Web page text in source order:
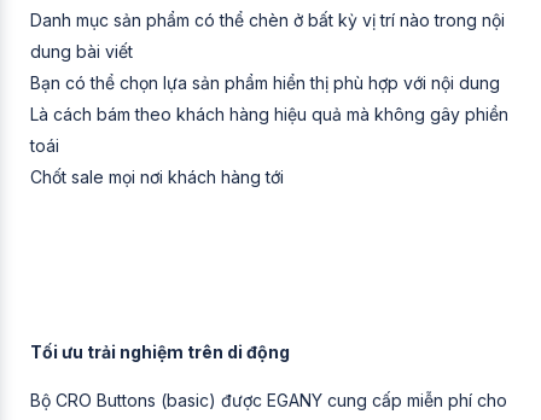
Danh mục sản phẩm có thể chèn ở bất kỳ vị trí nào trong nội
dung bài viết
Bạn có thể chọn lựa sản phẩm hiển thị phù hợp với nội dung
Là cách bám theo khách hàng hiệu quả mà không gây phiền
toái
Chốt sale mọi nơi khách hàng tới
Tối ưu trải nghiệm trên di động
Bộ CRO Buttons (basic) được EGANY cung cấp miễn phí cho